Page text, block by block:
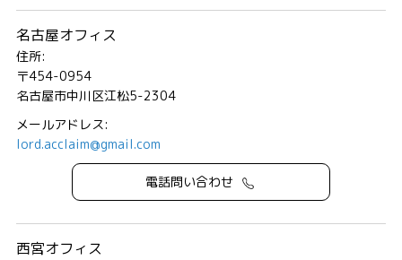
名古屋オフィス
住所:
〒454-0954
名古屋市中川区江松5-2304
メールアドレス:
lord.acclaim@gmail.com
電話問い合わせ
西宮オフィス